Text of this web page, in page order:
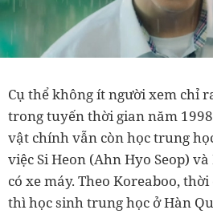
Cụ thể không ít người xem chỉ
trong tuyến thời gian năm
vật chính vẫn còn học trung
việc Si Heon (Ahn Hyo Seop)
có xe máy. Theo Koreaboo,
thì học sinh trung học ở Hàn